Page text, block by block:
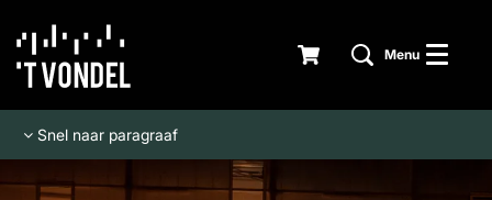
Menu
Snel naar paragraaf